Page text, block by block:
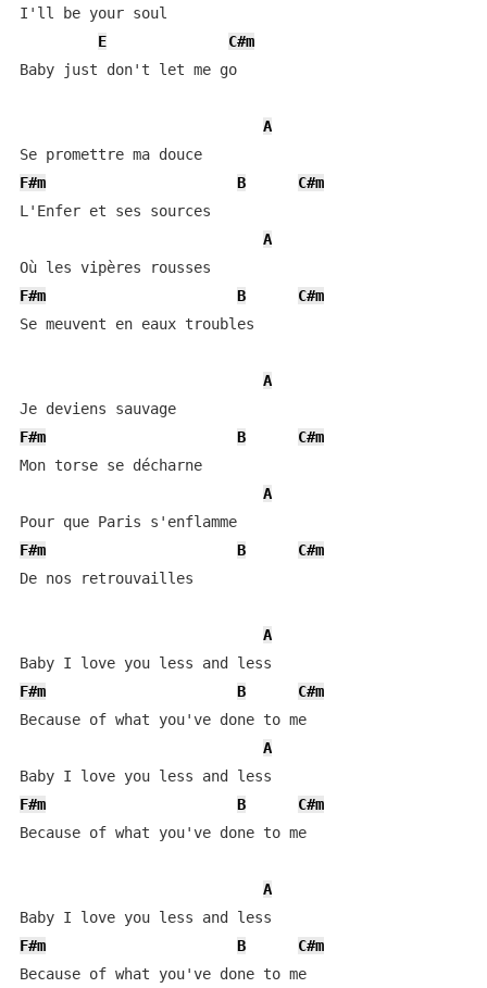
I'll be your soul
E
C#m
Baby just don't let me go
A
Se promettre ma douce
F#m
B
C#m
L'Enfer et ses sources
A
F#m
B
C#m
Se meuvent en eaux troubles
A
Je deviens sauvage
F#m
B
C#m
Mon torse se décharne
A
Pour que Paris s'enflamme
F#m
B
C#m
De nos retrouvailles
A
F#m
B
C#m
Because of what you've done to me
A
F#m
B
C#m
Because of what you've done to me
A
F#m
B
C#m
Because of what you've done to me